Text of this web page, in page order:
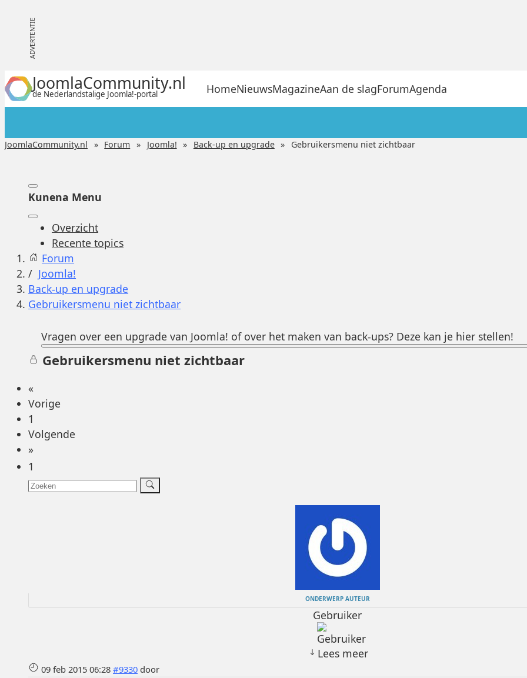
JoomlaCommunity.nl
de Nederlandstalige Joomla!-portal HomeNieuwsMagazineAan de slagForumAgenda
JoomlaCommunity.nl Forum Joomla! Back-up en upgrade Gebruikersmenu niet zichtbaar
Kunena Menu
Overzicht
Recente topics
Forum
Joomla!
Back-up en upgrade
Gebruikersmenu niet zichtbaar
Vragen over een upgrade van Joomla! of over het maken van back-ups? Deze kan je hier stellen!
Gebruikersmenu niet zichtbaar
«
Vorige
1
Volgende
»
1
ONDERWERP AUTEUR
Gebruiker
Lees meer
09 feb 2015 06:28 #9330 door